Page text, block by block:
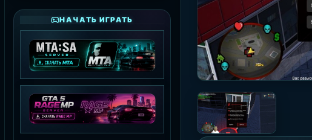
НАЧАТЬ ИГРАТЬ
MTA:SA SERVER
СКАЧАТЬ MTA